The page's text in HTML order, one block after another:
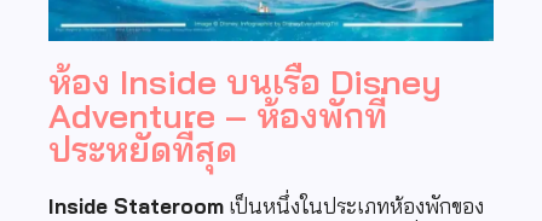
ห้อง Inside บนเรือ Disney
Adventure – ห้องพักที่
ประหยัดที่สุด
Inside Stateroom เป็นหนึ่งในประเภทห้องพักของ